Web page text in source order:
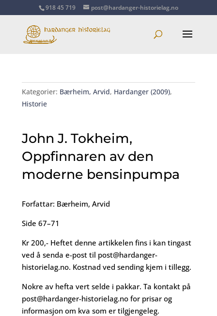
918 45 719 post@hardanger-historielag.no
Kategorier: Bærheim, Arvid, Hardanger (2009),
Historie
John J. Tokheim,
Oppfinnaren av den
moderne bensinpumpa
Forfattar: Bærheim, Arvid
Side 67–71
Kr 200,- Heftet denne artikkelen fins i kan tingast
ved å senda e-post til post@hardanger-
historielag.no. Kostnad ved sending kjem i tillegg.
Nokre av hefta vert selde i pakkar. Ta kontakt på
post@hardanger-historielag.nofor prisar og
informasjon om kva som er tilgjengeleg.